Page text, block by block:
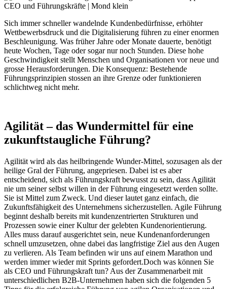
Sich immer schneller wandelnde Kundenbedürfnisse, erhöhter
Wettbewerbsdruck und die Digitalisierung führen zu einer enormen
Beschleunigung. Was früher Jahre oder Monate dauerte, benötigt
heute Wochen, Tage oder sogar nur noch Stunden. Diese hohe
Geschwindigkeit stellt Menschen und Organisationen vor neue und
grosse Herausforderungen. Die Konsequenz: Bestehende
Führungsprinzipien stossen an ihre Grenze oder funktionieren
schlichtweg nicht mehr.
Agilität – das Wundermittel für eine
zukunftstaugliche Führung?
Agilität wird als das heilbringende Wunder-Mittel, sozusagen als der
heilige Gral der Führung, angepriesen. Dabei ist es aber
entscheidend, sich als Führungskraft bewusst zu sein, dass Agilität
nie um seiner selbst willen in der Führung eingesetzt werden sollte.
Sie ist Mittel zum Zweck. Und dieser lautet ganz einfach, die
Zukunftsfähigkeit des Unternehmens sicherzustellen. Agile Führung
beginnt deshalb bereits mit kundenzentrierten Strukturen und
Prozessen sowie einer Kultur der gelebten Kundenorientierung.
Alles muss darauf ausgerichtet sein, neue Kundenanforderungen
schnell umzusetzen, ohne dabei das langfristige Ziel aus den Augen
zu verlieren. Als Team befinden wir uns auf einem Marathon und
werden immer wieder mit Sprints gefordert.Doch was können Sie
als CEO und Führungskraft tun? Aus der Zusammenarbeit mit
unterschiedlichen B2B-Unternehmen haben sich die folgenden 5